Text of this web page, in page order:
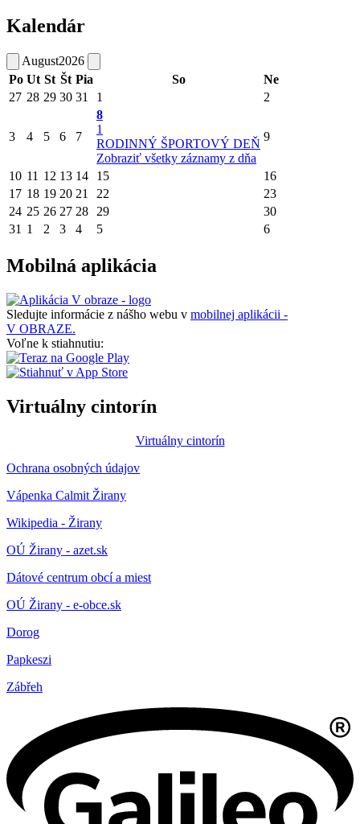
Kalendár
August2026
Po Ut St Št Pia So
Ne
27 28 29 30 31 1 2
3 4 5 6 7
8
1
RODINNÝ ŠPORTOVÝ DEŇ
Zobraziť všetky záznamy z dňa
9
10 11 12 13 14 15
16
17 18 19 20 21 22
23
24 25 26 27 28 29
30
31 1 2 3 4 5 6
Mobilná aplikácia
Sledujte informácie z nášho webu v mobilnej aplikácii -
V OBRAZE.
Voľne k stiahnutiu:
Virtuálny cintorín
Virtuálny cintorín
Ochrana osobných údajov
Vápenka Calmit Žirany
Wikipedia - Žirany
OÚ Žirany - azet.sk
Dátové centrum obcí a miest
OÚ Žirany - e-obce.sk
Dorog
Papkeszi
Zábřeh